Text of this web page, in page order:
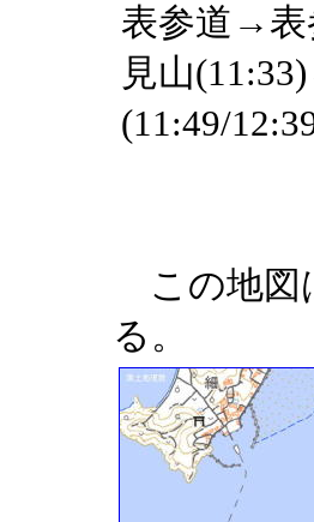
表参道→表
見山
(11:49/
この地図
る。